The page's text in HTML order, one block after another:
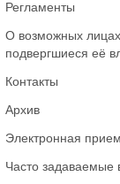
Регламенты
О возможных
подвергшиеся её
Контакты
Архив
Электронная
Часто задаваемые